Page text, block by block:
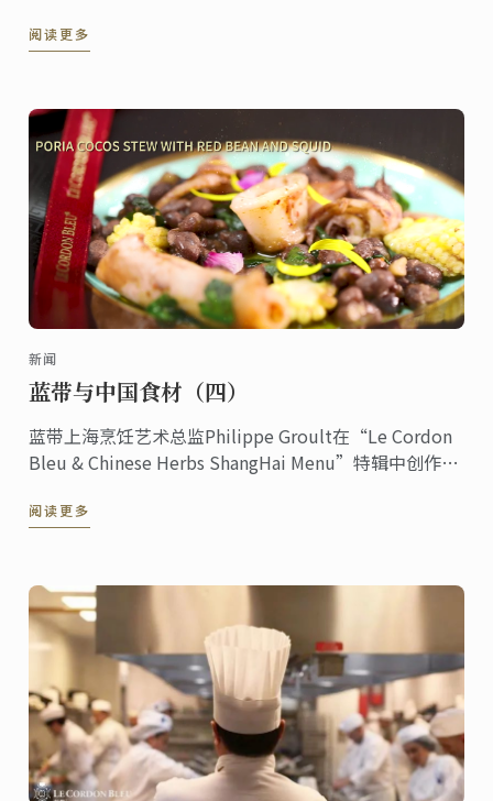
蒜酱这道冬季美食这道冬季美食。
阅读更多
新闻
蓝带与中国食材（四）
蓝带上海烹饪艺术总监Philippe Groult在“Le Cordon
Bleu & Chinese Herbs ShangHai Menu”特辑中创作的
阅读更多